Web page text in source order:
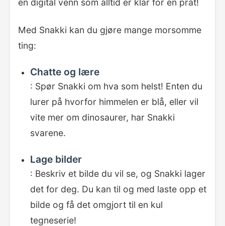
Med Snakki kan du gjøre mange morsomme
ting:
Chatte og lære
: Spør Snakki om hva som helst! Enten du
lurer på hvorfor himmelen er blå, eller vil
vite mer om dinosaurer, har Snakki
svarene.
Lage bilder
: Beskriv et bilde du vil se, og Snakki lager
det for deg. Du kan til og med laste opp et
bilde og få det omgjort til en kul
tegneserie!